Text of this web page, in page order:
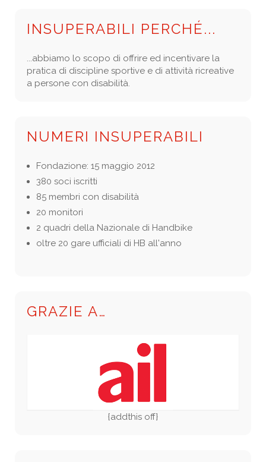
INSUPERABILI PERCHÉ...
...abbiamo lo scopo di offrire ed incentivare la
pratica di discipline sportive e di attività ricreative
a persone con disabilità.
NUMERI INSUPERABILI
Fondazione: 15 maggio 2012
380 soci iscritti
85 membri con disabilità
20 monitori
2 quadri della Nazionale di Handbike
oltre 20 gare ufficiali di HB all'anno
GRAZIE A…
{addthis off}